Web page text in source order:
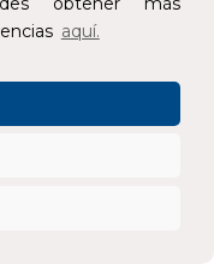
aquí.